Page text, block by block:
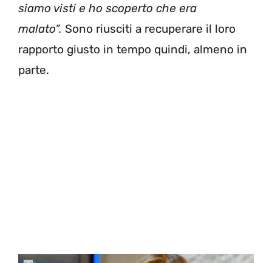
siamo visti e ho scoperto che era
malato”. Sono riusciti a recuperare il loro
rapporto giusto in tempo quindi, almeno in
parte.